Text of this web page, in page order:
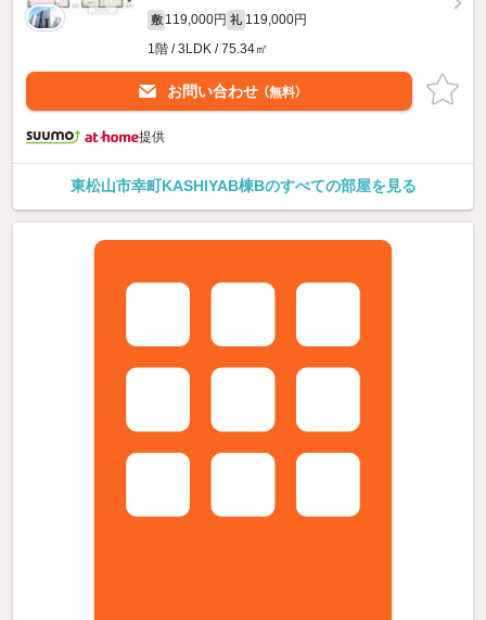
敷 119,000円 礼 119,000円
1階 / 3LDK / 75.34㎡
お問い合わせ （無料）
提供
東松山市幸町KASHIYAB棟Bのすべての部屋を見る